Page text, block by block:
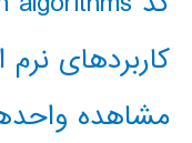
کاربردهای نرم
مشاهده